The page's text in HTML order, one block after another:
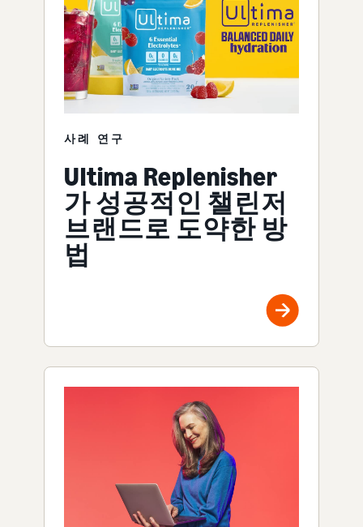
사례 연구
Ultima Replenisher
가 성공적인 챌린저
브랜드로 도약한 방
법